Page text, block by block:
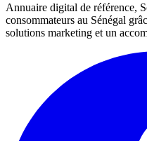
Annuaire digital de référence,
consommateurs au Sénégal
solutions marketing et un